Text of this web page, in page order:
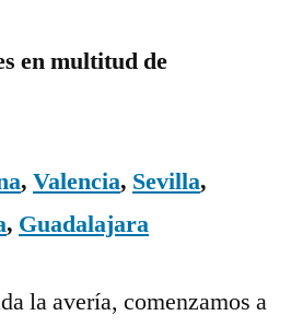
en multitud de
, Valencia, Sevilla,
, Guadalajara
la avería, comenzamos a